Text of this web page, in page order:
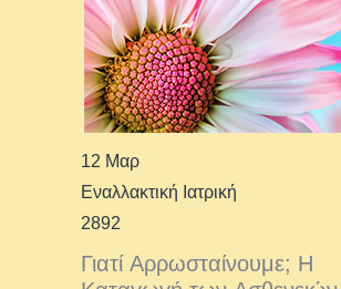
12 Μαρ
Εναλλακτική Ιατρική
2892
Γιατί Αρρωσταίνουμε; Η